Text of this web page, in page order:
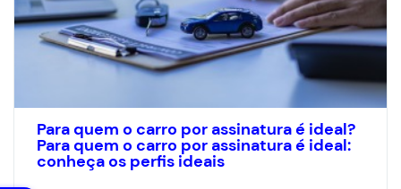
Para quem o carro por assinatura é ideal?
Para quem o carro por assinatura é ideal:
conheça os perfis ideais